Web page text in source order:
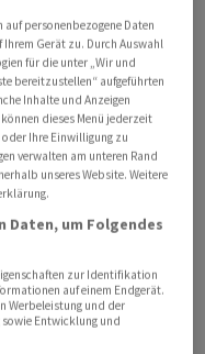
, Jane Fraser, hat
von US-Präsident
Medien am Samstag
der ‌chinesischen
von Peking über
der
Investmentbank
personenbezogene Daten
Gerät zu. Durch Auswahl
für die unter „Wir und
bereitzustellen“ aufgeführten
Inhalte und Anzeigen
dieses Menü jederzeit
Ihre Einwilligung zu
verwalten am unteren Rand
unseres Website. Weitere
Daten, um Folgendes
zur Identifikation
auf einem Endgerät.
Werbeleistung und der
Entwicklung und